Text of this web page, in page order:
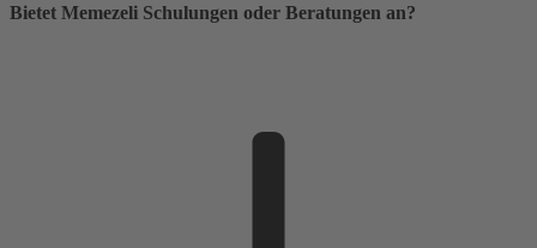
Bietet Memezeli Schulungen oder Beratungen an?